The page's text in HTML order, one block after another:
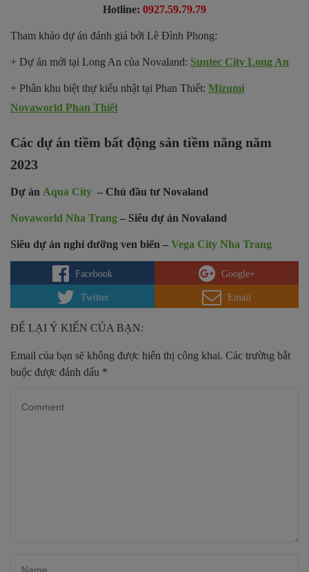
Hotline: 0927.59.79.79
Tham khảo dự án đánh giá bởi Lê Đình Phong:
+ Dự án mới tại Long An của Novaland: Suntec City Long An
+ Phân khu biệt thự kiểu nhật tại Phan Thiết: Mizumi
Novaworld Phan Thiết
Các dự án tiềm bất động sản tiềm năng năm
2023
Dự án Aqua City – Chủ đầu tư Novaland
Novaworld Nha Trang – Siêu dự án Novaland
Siêu dự án nghỉ dưỡng ven biển – Vega City Nha Trang
Facebook Google+
Twitter Email
ĐỂ LẠI Ý KIẾN CỦA BẠN:
Email của bạn sẽ không được hiển thị công khai. Các trường bắt
buộc được đánh dấu *